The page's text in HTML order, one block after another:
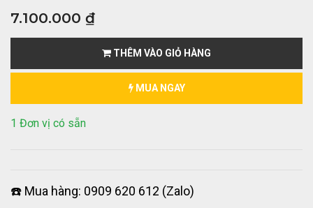
7.100.000 ₫
THÊM VÀO GIỎ HÀNG
MUA NGAY
1 Đơn vị có sẵn
☎️ Mua hàng: 0909 620 612 (Zalo)